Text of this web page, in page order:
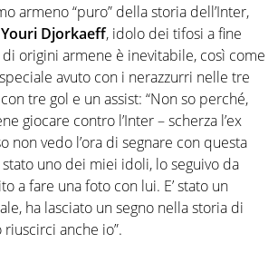
armeno “puro” della storia dell’Inter,
Youri Djorkaeff, idolo dei tifosi a fine
di origini armene è inevitabile, così come
avuto con i nerazzurri nelle tre
tre gol e un assist: “Non so perché,
giocare contro l’Inter – scherza l’ex
non vedo l’ora di segnare con questa
uno dei miei idoli, lo seguivo da
a fare una foto con lui. E’ stato un
ha lasciato un segno nella storia di
anche io”.